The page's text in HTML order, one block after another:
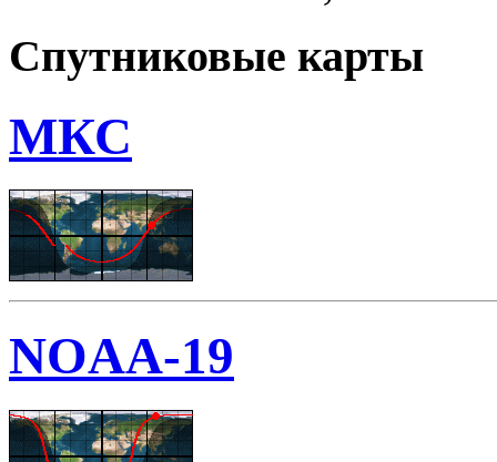
Спутниковые карты
МКС
NOAA-19